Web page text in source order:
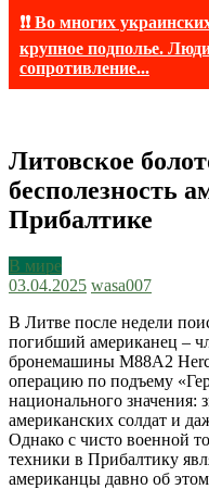
❗❗ Во многих
крупное подполье.
сопротивление...
Литовское
бесполезность
Прибалтике
В мире
03.04.2025 wasa007
В Литве после недели
погибший американец –
бронемашины M88A2
операцию по подъему
национального значения:
американских солдат и
Однако с чисто военной
техники в Прибалтику
американцы давно об